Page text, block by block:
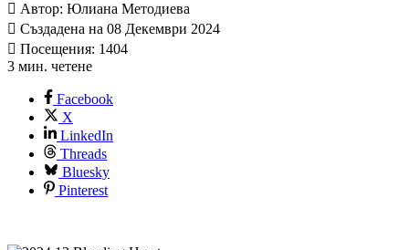
Автор: Юлиана Методиева
Създадена на 08 Декември 2024
Посещения: 1404
3 мин. четене
Facebook
X
LinkedIn
Threads
Bluesky
Pinterest